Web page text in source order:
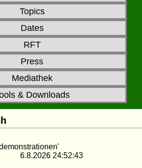
Topics
Dates
RFT
Press
Mediathek
& Downloads
24:52:43